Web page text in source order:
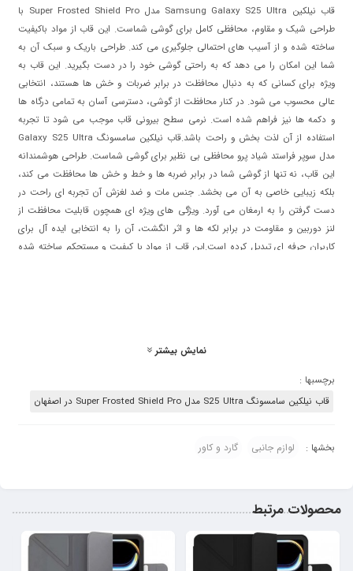
قاب نیلکین Samsung Galaxy S25 Ultra مدل Super Frosted Shield Pro با
طراحی شیک و مقاوم، محافظی کامل برای گوشی شماست. این قاب از مواد باکیفیت
ساخته شده و از آسیب‌ های احتمالی جلوگیری می‌ کند. طراحی باریک و سبک آن به
شما این امکان را می‌ دهد که به راحتی گوشی خود را در دست بگیرید. این قاب به‌
ویژه برای کسانی که به دنبال محافظت در برابر ضربات و خش‌ ها هستند، انتخابی
عالی محسوب می‌ شود. در کنار محافظت از گوشی، دسترسی آسان به تمامی درگاه‌ ها
و دکمه‌ ها نیز فراهم شده است. نرمی سطح بیرونی قاب موجب می‌ شود تا تجربه
استفاده از آن لذت‌ بخش و راحت باشد.قاب نیلکین سامسونگ Galaxy S25 Ultra
مدل سوپر فراستد شیاد پرو محافظی بی‌ نظیر برای گوشی شماست. طراحی هوشمندانه
این قاب، نه تنها از گوشی شما در برابر ضربه‌ ها و خط و خش‌ ها محافظت می‌ کند،
بلکه زیبایی خاصی به آن می‌ بخشد. جنس مات و ضد لغزش آن تجربه‌ ای راحت در
دست گرفتن را به ارمغان می‌ آورد. ویژگی‌ های ویژه‌ ای همچون قابلیت محافظت از
لنز دوربین و مقاومت در برابر لکه‌ ها و اثر انگشت، آن را به انتخابی ایده‌ آل برای
کاربران حرفه‌ ای تبدیل کرده است.این قاب از مواد با کیفیت و مستحکم ساخته شده
نمایش بیشتر
برچسبها :
قاب نیلکین سامسونگ S25 Ultra مدل Super Frosted Shield Pro در اصفهان
بخشها : لوازم جانبی گارد و کاور
محصولات مرتبط